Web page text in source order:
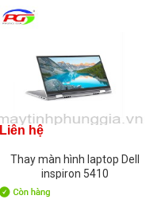
Liên hệ
Thay màn hình laptop Dell
inspiron 5410